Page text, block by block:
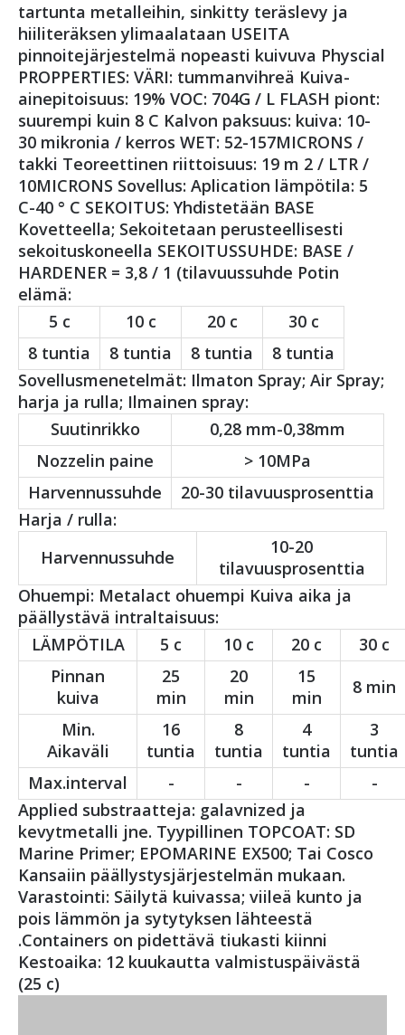
tartunta metalleihin, sinkitty teräslevy ja
hiiliteräksen ylimaalataan USEITA
pinnoitejärjestelmä nopeasti kuivuva Physcial
PROPPERTIES: VÄRI: tummanvihreä Kuiva-
ainepitoisuus: 19% VOC: 704G / ​​L FLASH piont:
suurempi kuin 8 C Kalvon paksuus: kuiva: 10-
30 mikronia / kerros WET: 52-157MICRONS /
takki Teoreettinen riittoisuus: 19 m 2 / LTR /
10MICRONS Sovellus: Aplication lämpötila: 5
C-40 ° C SEKOITUS: Yhdistetään BASE
Kovetteella; Sekoitetaan perusteellisesti
sekoituskoneella SEKOITUSSUHDE: BASE /
HARDENER = 3,8 / 1 (tilavuussuhde Potin
elämä:
5 c
10 c 20 c
30 c
8 tuntia
8 tuntia 8 tuntia
8 tuntia
Sovellusmenetelmät: Ilmaton Spray; Air Spray;
harja ja rulla; Ilmainen spray:
Suutinrikko
0,28 mm-0,38mm
Nozzelin paine
> 10MPa
Harvennussuhde
20-30 tilavuusprosenttia
Harja / rulla:
Harvennussuhde
10-20
tilavuusprosenttia
Ohuempi: Metalact ohuempi Kuiva aika ja
päällystävä intraltaisuus:
LÄMPÖTILA
5 c 10 c 20 c
30 c
Pinnan
kuiva
25
min
20
min
15
min
8 min
Min.
Aikaväli
16
tuntia
8
tuntia
4
tuntia
3
tuntia
Max.interval
- - -
-
Applied substraatteja: galavnized ja
kevytmetalli jne. Tyypillinen TOPCOAT: SD
Marine Primer; EPOMARINE EX500; Tai Cosco
Kansaiin päällystysjärjestelmän mukaan.
Varastointi: Säilytä kuivassa; viileä kunto ja
pois lämmön ja sytytyksen lähteestä
.Containers on pidettävä tiukasti kiinni
Kestoaika: 12 kuukautta valmistuspäivästä
(25 c)